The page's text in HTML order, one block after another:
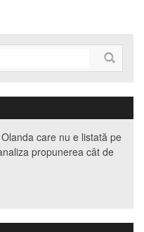
care nu e listată pe
propunerea cât de